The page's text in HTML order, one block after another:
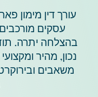
עורך דין מימון
עסקים
בהצלחה יתרה.
נכון, מהיר
משאבים